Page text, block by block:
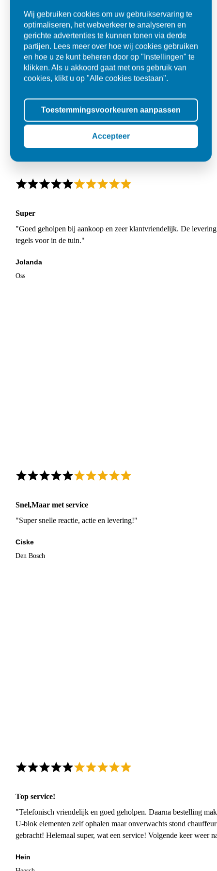
Super
"Goed geholpen bij aankoop en zeer klantvriendelijk. De
tegels voor in de tuin."
Jolanda
Oss
Snel,Maar met service
"Super snelle reactie, actie en levering!"
Ciske
Den Bosch
Top service!
"Telefonisch vriendelijk en goed geholpen. Daarna bestelling
U-blok elementen zelf ophalen maar onverwachts stond
gebracht! Helemaal super, wat een service! Volgende keer weer
Hein
Wij gebruiken cookies om uw gebruikservaring te
optimaliseren, het webverkeer te analyseren en
gerichte advertenties te kunnen tonen via derde
partijen. Lees meer over hoe wij cookies gebruiken
en hoe u ze kunt beheren door op "Instellingen" te
klikken. Als u akkoord gaat met ons gebruik van
cookies, klikt u op "Alle cookies toestaan".
Toestemmingsvoorkeuren aanpassen
Accepteer